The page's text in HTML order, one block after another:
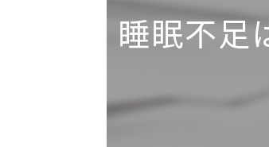
睡眠不足